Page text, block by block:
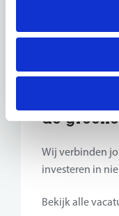
Veel bedrijven
praktische
Talentus
de
Wij verbinden
investeren in
Bekijk alle